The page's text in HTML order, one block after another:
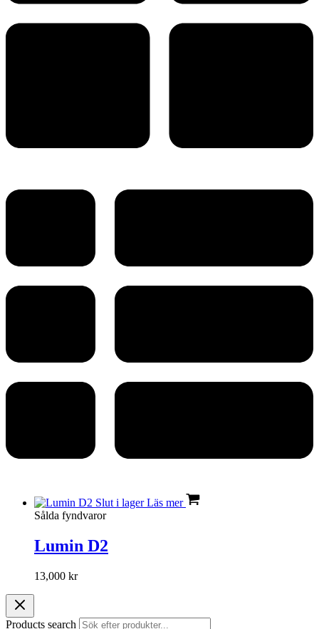
Slut i lager Läs mer
Sålda fyndvaror
Lumin D2
13,000 kr
Products search